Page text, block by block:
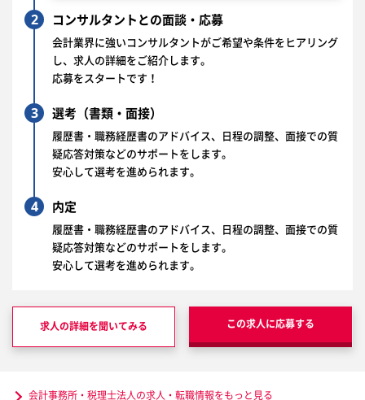
2 コンサルタントとの面談・応募
会計業界に強いコンサルタントがご希望や条件をヒアリング
し、求人の詳細をご紹介します。
応募をスタートです！
3 選考（書類・面接）
履歴書・職務経歴書のアドバイス、日程の調整、面接での質
疑応答対策などのサポートをします。
安心して選考を進められます。
4 内定
履歴書・職務経歴書のアドバイス、日程の調整、面接での質
疑応答対策などのサポートをします。
安心して選考を進められます。
求人の詳細を聞いてみる この求人に応募する
会計事務所・税理士法人の求人・転職情報をもっと見る